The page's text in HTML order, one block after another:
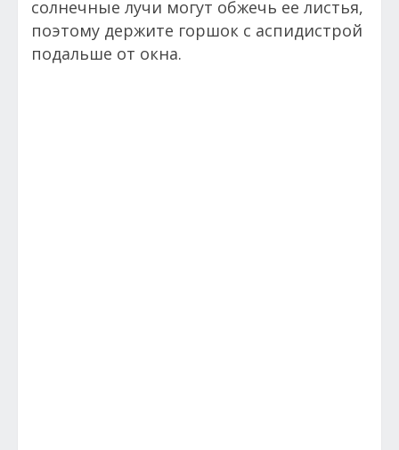
солнечные лучи могут обжечь ее листья,
поэтому держите горшок с аспидистрой
подальше от окна.